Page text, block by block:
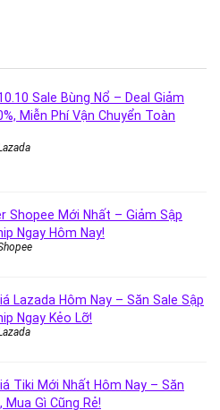
Sale Bùng Nổ – Deal Giảm
Miễn Phí Vận Chuyển Toàn
Shopee Mới Nhất – Giảm Sập
Ngay Hôm Nay!
Lazada Hôm Nay – Săn Sale Sập
Ngay Kẻo Lỡ!
Tiki Mới Nhất Hôm Nay – Săn
Mua Gì Cũng Rẻ!